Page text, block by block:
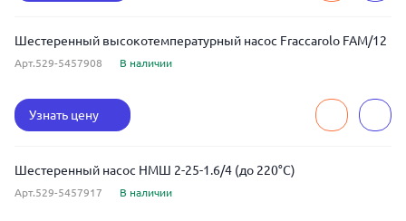
Шестеренный высокотемпературный насос Fraccarolo FAM/12
Арт.529-5457908 В наличии
Узнать цену
Шестеренный насос НМШ 2-25-1.6/4 (до 220°С)
Арт.529-5457917 В наличии